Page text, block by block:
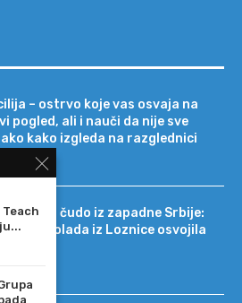
– ostrvo koje vas osvaja na
pogled, ali i nauči da nije sve
kako izgleda na razglednici
čudo iz zapadne Srbije:
je čokolada iz Loznice osvojila
tržišta